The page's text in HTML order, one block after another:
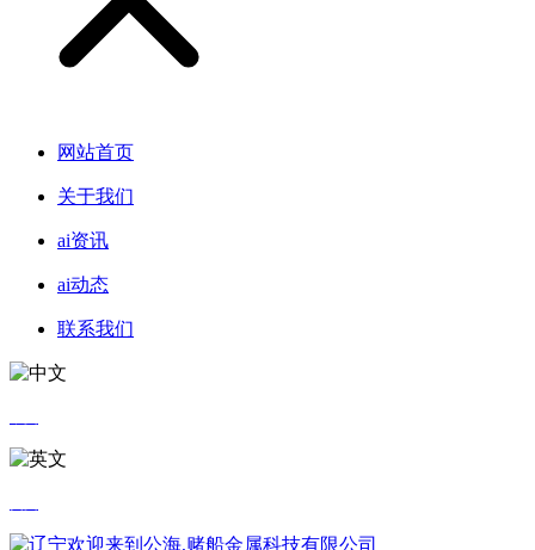
网站首页
关于我们
ai资讯
ai动态
联系我们